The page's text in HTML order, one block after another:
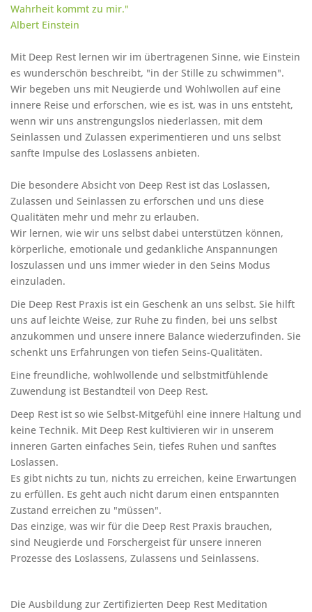
Wahrheit kommt zu mir."
Albert Einstein
Mit Deep Rest lernen wir im übertragenen Sinne, wie Einstein
es wunderschön beschreibt, "in der Stille zu schwimmen".
Wir begeben uns mit Neugierde und Wohlwollen auf eine
innere Reise und erforschen, wie es ist, was in uns entsteht,
wenn wir uns anstrengungslos niederlassen, mit dem
Seinlassen und Zulassen experimentieren und uns selbst
sanfte Impulse des Loslassens anbieten.
Die besondere Absicht von Deep Rest ist das Loslassen,
Zulassen und Seinlassen zu erforschen und uns diese
Qualitäten mehr und mehr zu erlauben.
Wir lernen, wie wir uns selbst dabei unterstützen können,
körperliche, emotionale und gedankliche Anspannungen
loszulassen und uns immer wieder in den Seins Modus
einzuladen.
Die Deep Rest Praxis ist ein Geschenk an uns selbst. Sie hilft
uns auf leichte Weise, zur Ruhe zu finden, bei uns selbst
anzukommen und unsere innere Balance wiederzufinden. Sie
schenkt uns Erfahrungen von tiefen Seins-Qualitäten.
Eine freundliche, wohlwollende und selbstmitfühlende
Zuwendung ist Bestandteil von Deep Rest.
Deep Rest ist so wie Selbst-Mitgefühl eine innere Haltung und
keine Technik. Mit Deep Rest kultivieren wir in unserem
inneren Garten einfaches Sein, tiefes Ruhen und sanftes
Loslassen.
Es gibt nichts zu tun, nichts zu erreichen, keine Erwartungen
zu erfüllen. Es geht auch nicht darum einen entspannten
Zustand erreichen zu "müssen".
Das einzige, was wir für die Deep Rest Praxis brauchen,
sind Neugierde und Forschergeist für unsere inneren
Prozesse des Loslassens, Zulassens und Seinlassens.
Die Ausbildung zur Zertifizierten Deep Rest Meditation